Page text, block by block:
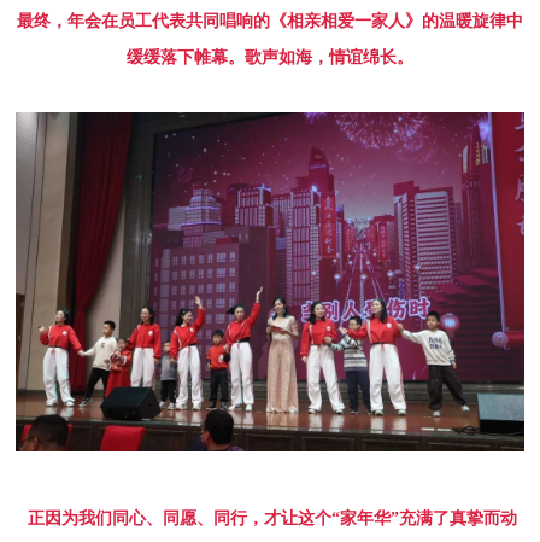
最终，年会在员工代表共同唱响的《相亲相爱一家人》的温暖旋律中
缓缓落下帷幕。歌声如海，情谊绵长。
正因为我们 同心、同愿、同行，才让这个“家年华”充满了真挚而动